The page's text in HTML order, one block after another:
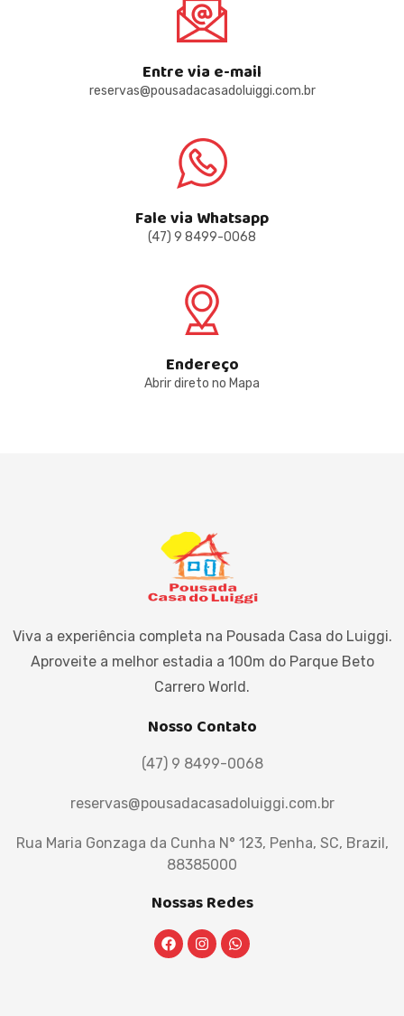
Entre via e-mail
reservas@pousadacasadoluiggi.com.br
Fale via Whatsapp
(47) 9 8499-0068
Endereço
Abrir direto no Mapa
Viva a experiência completa na Pousada Casa do Luiggi.
Aproveite a melhor estadia a 100m do Parque Beto
Carrero World.
Nosso Contato
(47) 9 8499-0068
reservas@pousadacasadoluiggi.com.br
Rua Maria Gonzaga da Cunha N° 123, Penha, SC, Brazil,
88385000
Nossas Redes